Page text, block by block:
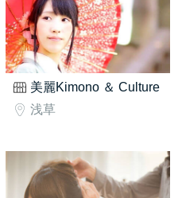
美麗Kimono ＆ Culture
浅草